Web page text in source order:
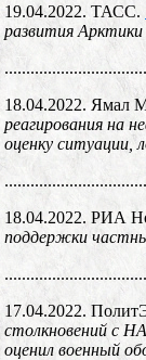
19.04.2022. ТАСС.
развития
18.04.2022. Ямал
реагирования на
оценку ситуации,
18.04.2022. РИА
поддержки
17.04.2022.
столкновений с
оценил военный